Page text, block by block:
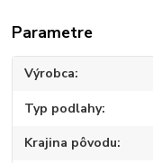
Parametre
Výrobca
Typ podlahy
Krajina pôvodu